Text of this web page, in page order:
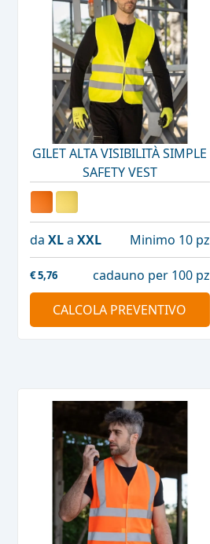
GILET ALTA VISIBILITÀ SIMPLE
SAFETY VEST
da XLa XXL Minimo 10 pz
€5,76
cadauno per 100 pz
CALCOLA PREVENTIVO